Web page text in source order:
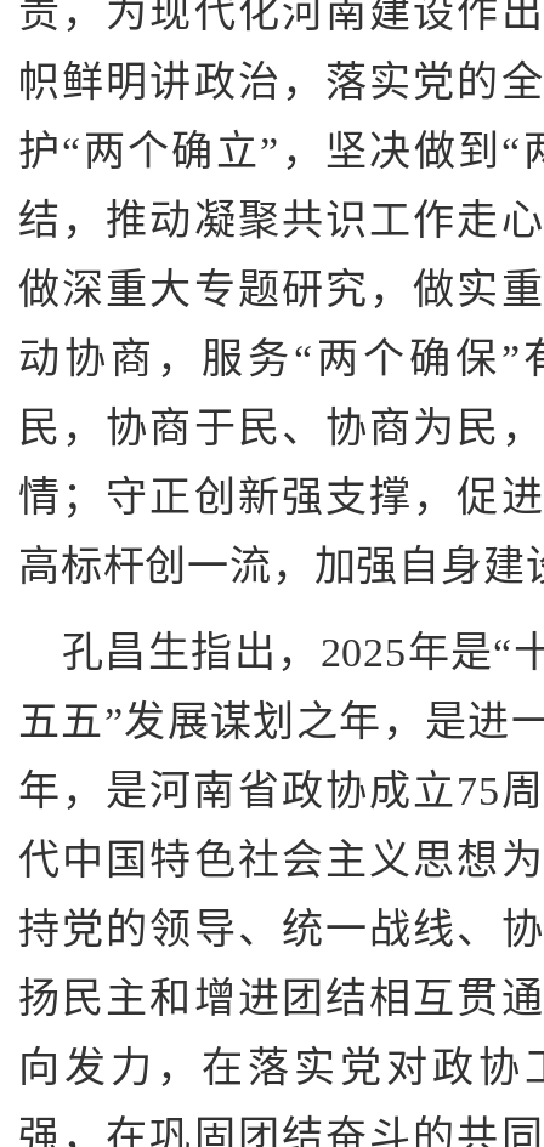
责，为现代化河南建设作
帜鲜明讲政治，落实党的
护“两个确立”，坚决做到
结，推动凝聚共识工作走
做深重大专题研究，做实
动协商，服务“两个确保
民，协商于民、协商为民
情；守正创新强支撑，促
高标杆创一流，加强自身建
孔昌生指出，2025年是“
五五”发展谋划之年，是进
年，是河南省政协成立75
代中国特色社会主义思想
持党的领导、统一战线、
扬民主和增进团结相互贯
向发力，在落实党对政
强，在巩固团结奋斗的共